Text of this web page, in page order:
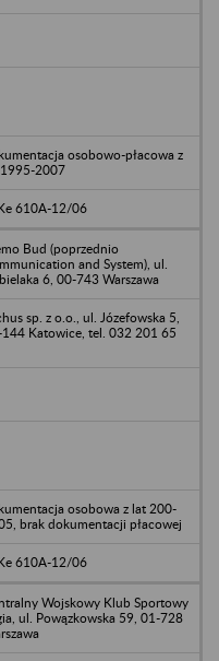
osobowo-płacowa z
2007
610A-12/06
Bud (poprzednio
and System), ul.
6, 00-743 Warszawa
sp. z o.o., ul. Józefowska 5,
Katowice, tel. 032 201 65
osobowa z lat 200-
brak dokumentacji płacowej
610A-12/06
Wojskowy Klub Sportowy
ul. Powązkowska 59, 01-728